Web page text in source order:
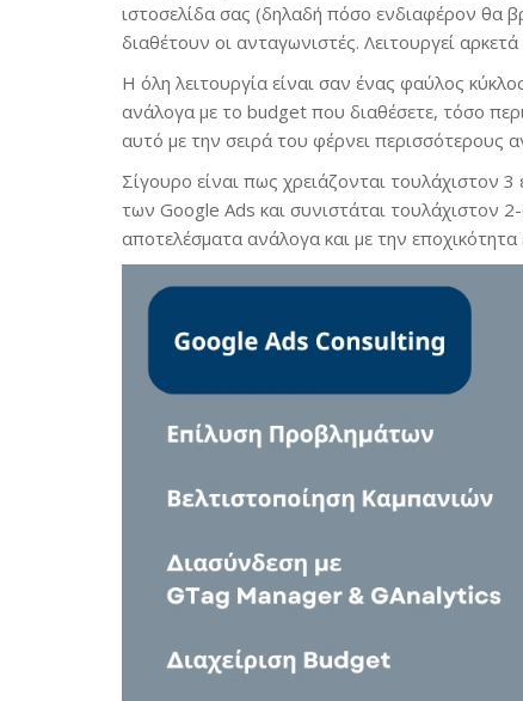
ιστοσελίδα σας (δηλαδή πόσο ενδιαφέρον θα
διαθέτουν οι ανταγωνιστές. Λειτουργεί
Η όλη λειτουργία είναι σαν ένας φαύλος
ανάλογα με το budget που διαθέσετε, τόσο
αυτό με την σειρά του φέρνει περισσότερους
Σίγουρο είναι πως χρειάζονται τουλάχιστον
των Google Ads και συνιστάται τουλάχιστον
αποτελέσματα ανάλογα και με την